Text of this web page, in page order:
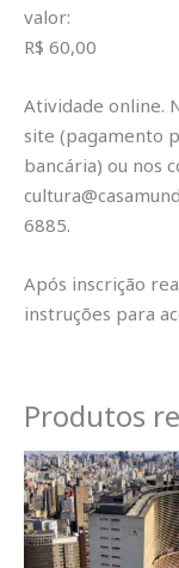
valor:
R$ 60,00
Atividade online.
site (pagamento
bancária) ou nos
6885.
Após inscrição
instruções para
Produtos